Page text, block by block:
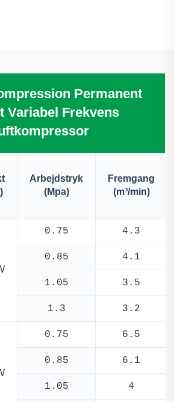
Permanent
Variabel Frekvens
Arbejdstryk
(Mpa)
Fremgang
(m³/min)
0.75 4.3
0.85 4.1
1.05 3.5
1.3 3.2
0.75 6.5
0.85 6.1
1.05 4